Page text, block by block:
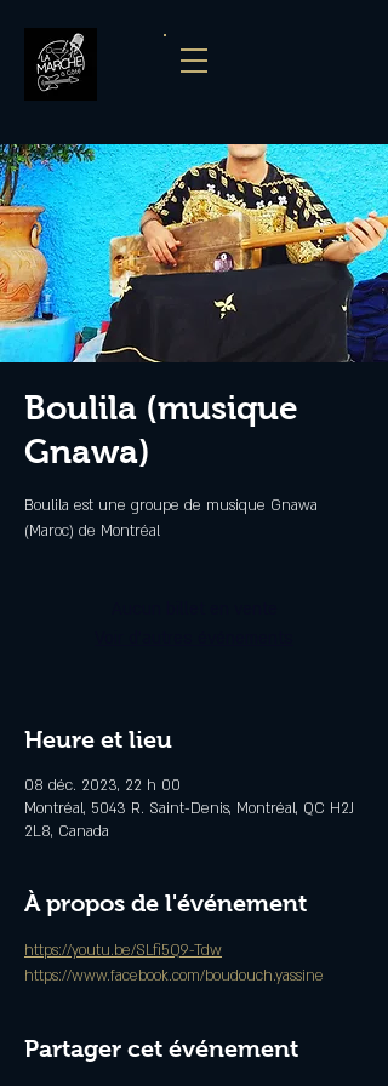
Boulila (musique
Gnawa)
Boulila est une groupe de musique Gnawa
(Maroc) de Montréal
Heure et lieu
08 déc. 2023, 22 h 00
Montréal, 5043 R. Saint-Denis, Montréal, QC H2J
2L8, Canada
À propos de l'événement
https://youtu.be/SLfi5Q9-Tdw
https://www.facebook.com/boudouch.yassine
Partager cet événement